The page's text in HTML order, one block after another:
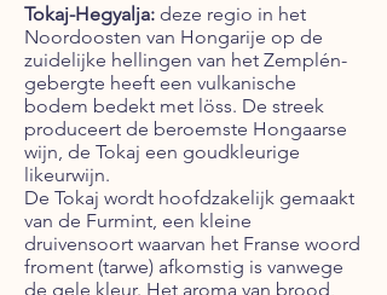
Tokaj-Hegyalja: deze regio in het
Noordoosten van Hongarije op de
zuidelijke hellingen van het Zemplén-
gebergte heeft een vulkanische
bodem bedekt met löss. De streek
produceert de beroemste Hongaarse
wijn, de Tokaj een goudkleurige
likeurwijn.
De Tokaj wordt hoofdzakelijk gemaakt
van de Furmint, een kleine
druivensoort waarvan het Franse woord
froment (tarwe) afkomstig is vanwege
de gele kleur. Het aroma van brood,